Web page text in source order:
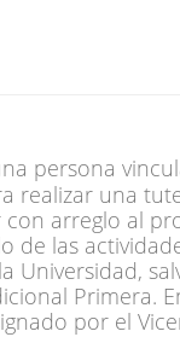
persona
realizar una
con arreglo al
de las
Primera.
por el